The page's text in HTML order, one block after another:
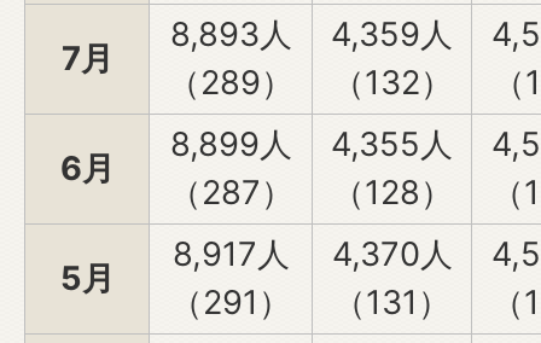
7月
8,893人
（289）
4,359人
（132）
6月
8,899人
（287）
4,355人
（128）
5月
8,917人
（291）
4,370人
（131）